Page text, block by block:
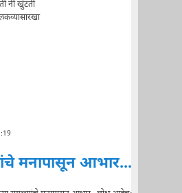
नी खुंटती
मनापासून आभार...